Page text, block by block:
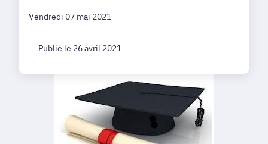
Vendredi 07 mai 2021
Publié le 26 avril 2021